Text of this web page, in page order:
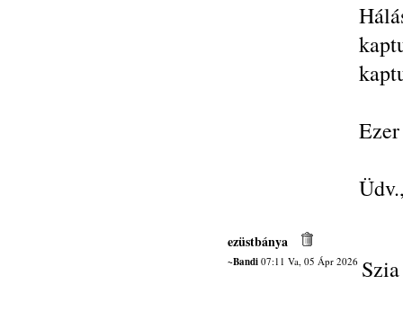
ezüstbánya
~Bandi07:11 Va, 05 Ápr 2026